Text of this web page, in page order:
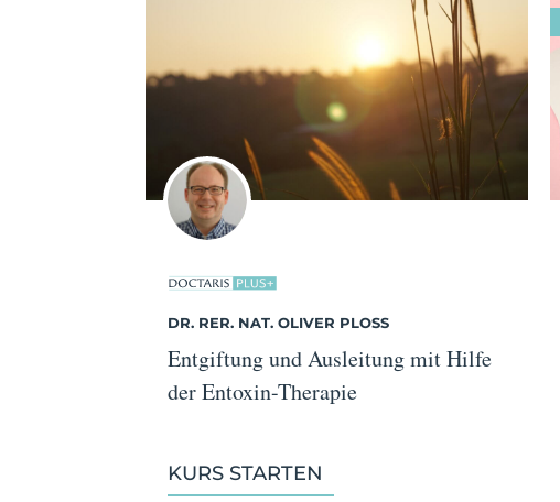
DR. RER. NAT. OLIVER PLOSS
Entgiftung und Ausleitung mit Hilfe
der Entoxin-Therapie
KURS STARTEN